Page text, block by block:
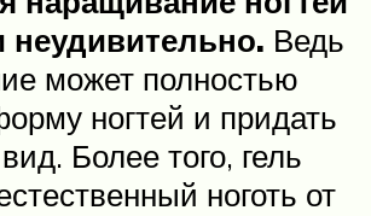
неудивительно. Ведь
может полностью
ногтей и придать
Более того, гель
ноготь от